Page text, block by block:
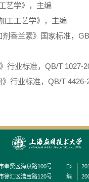
艺学》，主编
工工艺学》，主编
剂香兰素》国家标准，
行业标准，QB/T 1027-
》行业标准，QB/T
奉贤区海泉路100号
徐汇区漕宝路120号
邮
编